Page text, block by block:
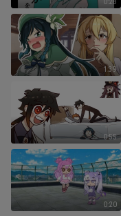
0:28
1:39
0:55
0:20